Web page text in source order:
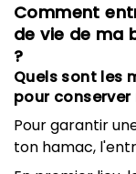
Comment
de vie de ma
?
Quels sont les
pour
Pour garantir
ton hamac,